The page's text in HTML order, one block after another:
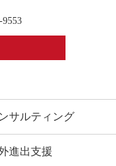
サルティング
進出支援